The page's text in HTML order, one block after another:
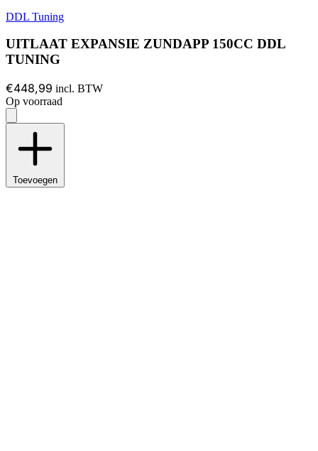
DDL Tuning
UITLAAT EXPANSIE ZUNDAPP 150CC DDL
TUNING
€448,99 incl. BTW
Op voorraad
Toevoegen